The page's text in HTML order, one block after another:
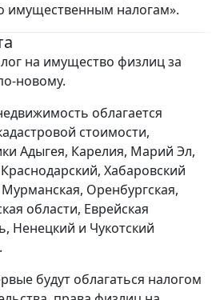
имущественным налогам».
на имущество физлиц за
новому.
облагается
стоимости,
Адыгея, Карелия, Марий Эл,
Хабаровский
Мурманская, Оренбургская,
области, Еврейская
Ненецкий и Чукотский
будут облагаться налогом